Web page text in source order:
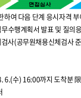
하여 다음 단계 응시자격 부
수행계획서 발표 및 질의
사(공무원채용신체검사
6.(수) 16:00까지 도착분 限